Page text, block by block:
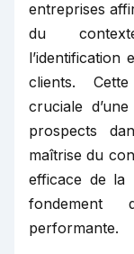
entreprises
du
l’identification
clients.
cruciale
prospects
maîtrise du
efficace de la
fondement
performante.